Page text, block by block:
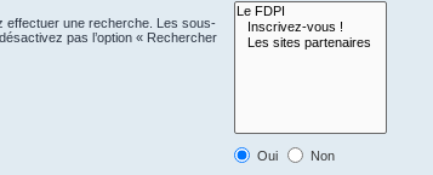
effectuer une recherche. Les sous-
pas l’option « Rechercher
Oui
Non